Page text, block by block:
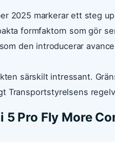
2025 markerar ett steg
formfaktorn som gör
den introducerar
särskilt intressant.
Transportstyrelsens
5 Pro Fly More